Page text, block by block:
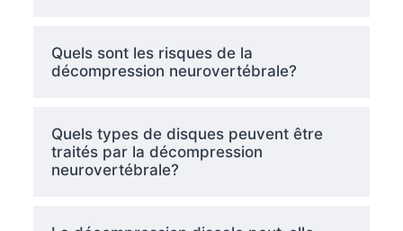
Quels sont les risques de la
décompression neurovertébrale?
Quels types de disques peuvent être
traités par la décompression
neurovertébrale?